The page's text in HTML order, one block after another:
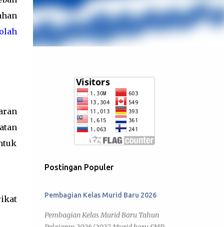
Postingan Populer
Pembagian Kelas Murid Baru 2026
Pembagian Kelas Murid Baru Tahun